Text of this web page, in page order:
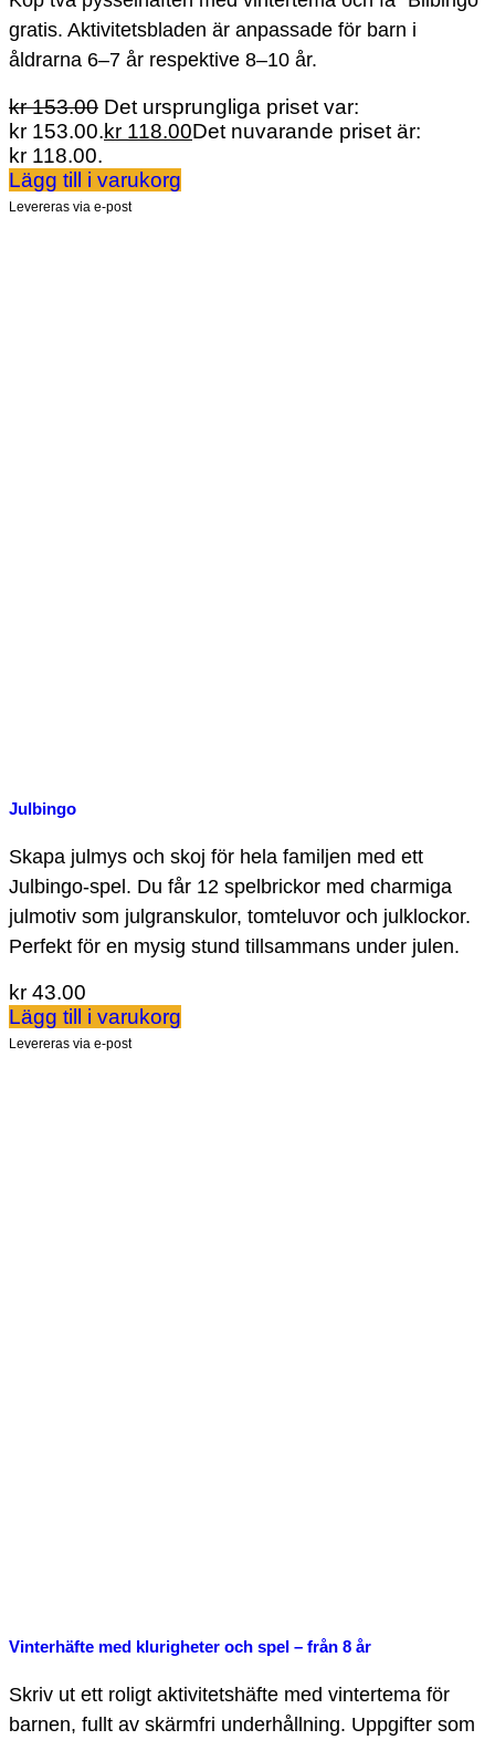
gratis. Aktivitetsbladen är anpassade för barn i
åldrarna 6–7 år respektive 8–10 år.
kr153.00 Det ursprungliga priset var:
kr 153.00.kr 118.00Det nuvarande priset är:
kr 118.00.
Lägg till i varukorg
Levereras via e-post
Julbingo
Skapa julmys och skoj för hela familjen med ett
Julbingo-spel. Du får 12 spelbrickor med charmiga
julmotiv som julgranskulor, tomteluvor och julklockor.
Perfekt för en mysig stund tillsammans under julen.
kr 43.00
Lägg till i varukorg
Levereras via e-post
Vinterhäfte med klurigheter och spel – från 8 år
Skriv ut ett roligt aktivitetshäfte med vintertema för
barnen, fullt av skärmfri underhållning. Uppgifter som